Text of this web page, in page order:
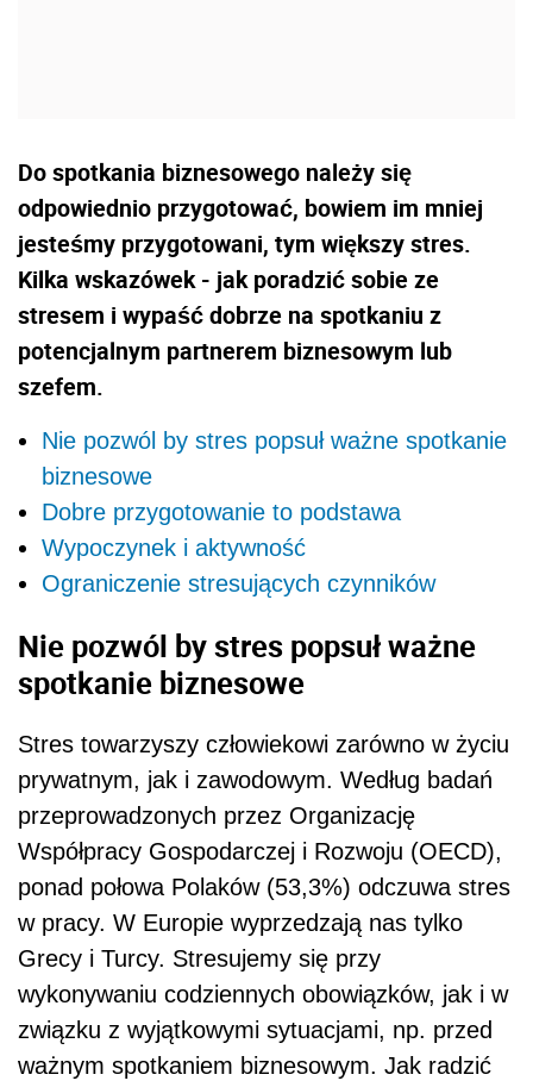
Do spotkania biznesowego należy się
odpowiednio przygotować, bowiem im mniej
jesteśmy przygotowani, tym większy stres.
Kilka wskazówek - jak poradzić sobie ze
stresem i wypaść dobrze na spotkaniu z
potencjalnym partnerem biznesowym lub
szefem.
Nie pozwól by stres popsuł ważne spotkanie
biznesowe
Dobre przygotowanie to podstawa
Wypoczynek i aktywność
Ograniczenie stresujących czynników
Nie pozwól by stres popsuł ważne
spotkanie biznesowe
Stres towarzyszy człowiekowi zarówno w życiu
prywatnym, jak i zawodowym. Według badań
przeprowadzonych przez Organizację
Współpracy Gospodarczej i Rozwoju (OECD),
ponad połowa Polaków (53,3%) odczuwa stres
w pracy. W Europie wyprzedzają nas tylko
Grecy i Turcy. Stresujemy się przy
wykonywaniu codziennych obowiązków, jak i w
związku z wyjątkowymi sytuacjami, np. przed
ważnym spotkaniem biznesowym. Jak radzić